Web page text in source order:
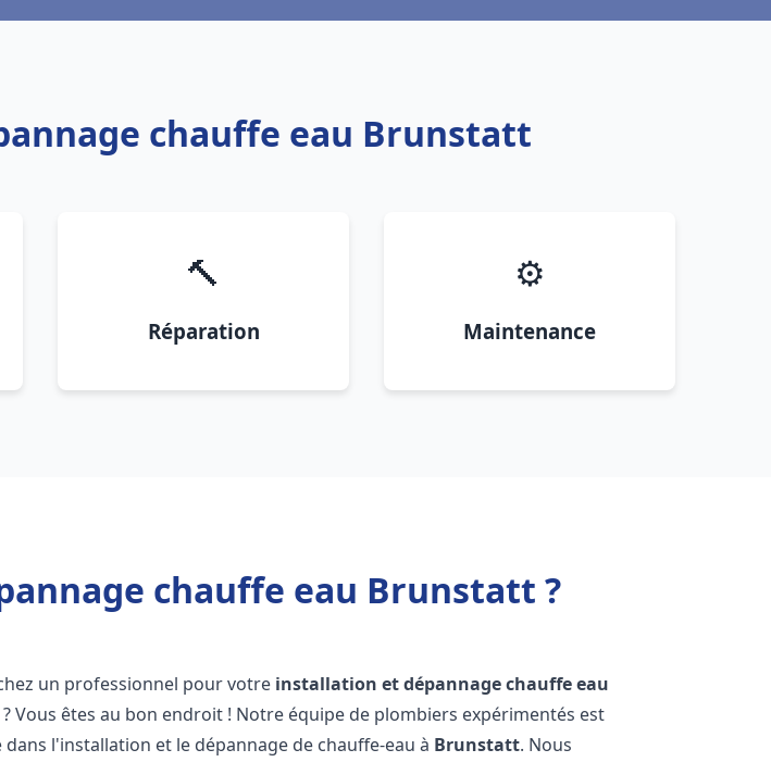
chauffe eau Brunstatt
🔨
Réparation
⚙️
Maintenance
chauffe eau Brunstatt ?
un professionnel pour votre installation et dépannage chauffe eau
? Vous êtes au bon endroit ! Notre équipe de plombiers expérimentés est
dans l'installation et le dépannage de chauffe-eau à Brunstatt. Nous